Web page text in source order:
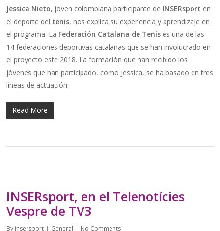
Jessica Nieto, joven colombiana participante de INSERsport en
el deporte del tenis, nos explica su experiencia y aprendizaje en
el programa. La Federación Catalana de Tenis es una de las
14 federaciones deportivas catalanas que se han involucrado en
el proyecto este 2018. La formación que han recibido los
jóvenes que han participado, como Jessica, se ha basado en tres
líneas de actuación:
Read More
INSERsport, en el Telenotícies
Vespre de TV3
By insersport General No Comments